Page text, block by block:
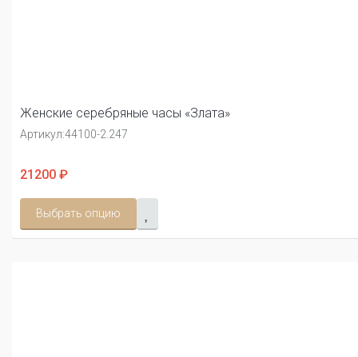
Женские серебряные часы «Злата»
Артикул:44100-2.247
21200 ₽
Выбрать опцию